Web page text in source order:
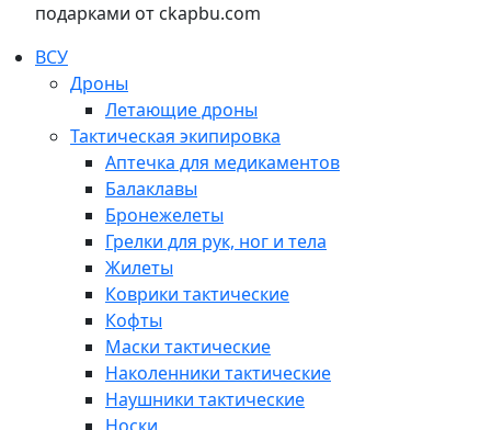
подарками от ckapbu.com
ВСУ
Дроны
Летающие дроны
Тактическая экипировка
Аптечка для медикаментов
Балаклавы
Бронежелеты
Грелки для рук, ног и тела
Жилеты
Коврики тактические
Кофты
Маски тактические
Наколенники тактические
Наушники тактические